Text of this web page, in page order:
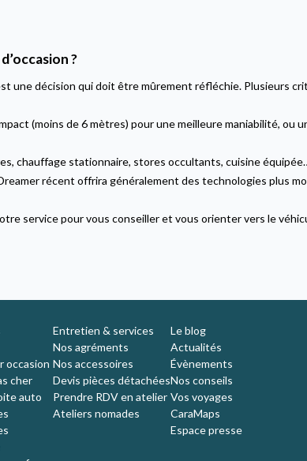
?
une décision qui doit être mûrement réfléchie. Plusieurs
(moins de 6 mètres) pour une meilleure maniabilité, ou
chauffage stationnaire, stores occultants, cuisine
récent offrira généralement des technologies plus
service pour vous conseiller et vous orienter vers le
occasion
cher
auto
Entretien & services
Nos agréments
Nos accessoires
Devis pièces détachées
Prendre RDV en atelier
Ateliers nomades
Le blog
Actualités
Évènements
Nos conseils
Vos voyages
CaraMaps
Espace presse